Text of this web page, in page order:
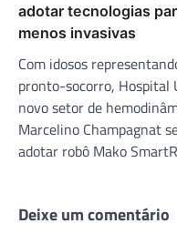
adotar tecnologias
menos invasivas
Com idosos
pronto-socorro,
novo setor de
Marcelino Champagnat
adotar robô Mako
Deixe um comentário